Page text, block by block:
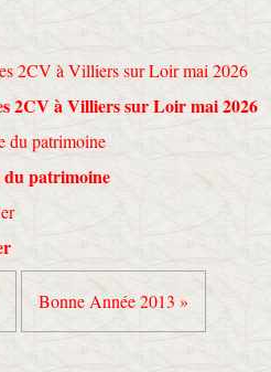
2CV à Villiers sur Loir mai 2026
du patrimoine
Bonne Année 2013 »